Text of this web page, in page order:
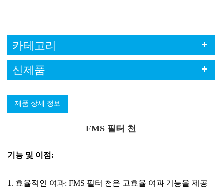
카테고리
신제품
제품 상세 정보
FMS 필터 천
기능 및 이점:
1. 효율적인 여과: FMS 필터 천은 고효율 여과 기능을 제공